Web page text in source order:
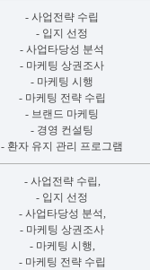
- 사업전략 수립
- 입지 선정
- 사업타당성 분석
- 마케팅 상권조사
- 마케팅 시행
- 마케팅 전략 수립
- 브랜드 마케팅
- 경영 컨설팅
- 환자 유지 관리 프로그램
- 사업전략 수립,
- 입지 선정
- 사업타당성 분석,
- 마케팅 상권조사
- 마케팅 시행,
- 마케팅 전략 수립